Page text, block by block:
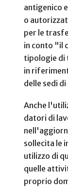
antigenico
o
per le
in conto "il
tipologie di
in
delle sedi
Anche
datori di
sollecita le
utilizzo di
quelle
proprio